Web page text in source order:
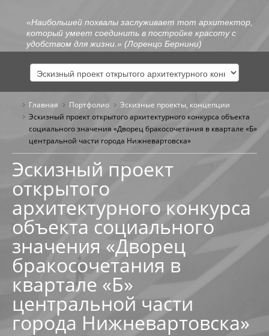
«Наибольшей похвалы заслуживает тот архитектор,
который умеет соединить в постройке красоту с
удобством для жизни.» (Лоренцо Бернини)
ГЛАВНАЯ
ОБО МНЕ
ОБЩЕСТВЕННЫЕ ЗДАНИЯ
АБК В РАДУЖНОМ
РЕКОНСТРУКЦИЯ ОБЪЕКТА В Г. МЕГИОНЕ
АВТОКЕМПИНГ НА 199-200 КМ АВТОДОРОГИ
МНОГОФУНКЦИОНАЛЬНЫЙ ЦЕНТР В ПРИБРЕЖНОЙ
ФИЗКУЛЬТУРНО-ОЗДОРОВИТЕЛЬНЫЙ КОМПЛЕКС
Главная Портфолио
Эскизные проекты, концепции
Эскизный проект открытого архитектурного конкурса объекта
социального значения «Дворец бракосочетания в квартале «Б»
центральной части города Нижневартовска»
Эскизный проект
открытого
архитектурного конкурса
объекта социального
значения «Дворец
бракосочетания в
квартале «Б»
центральной части
города Нижневартовска»